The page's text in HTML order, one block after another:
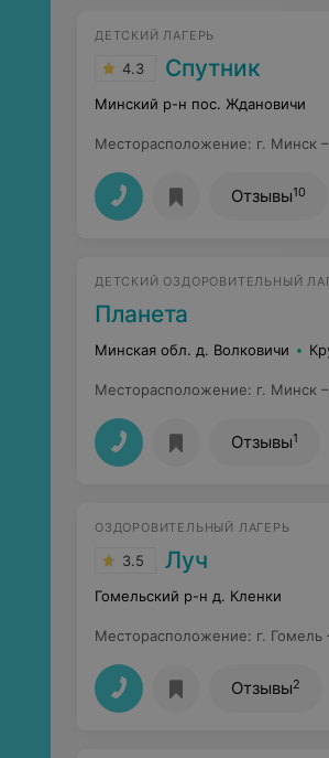
ДЕТСКИЙ ЛАГЕРЬ
4.3 Спутник
Минский р-н пос. Ждановичи
Месторасположение: г. Минск
Отзывы10
ДЕТСКИЙ ОЗДОРОВИТЕЛЬНЫЙ
Планета
Минская обл. д. Волковичи
Месторасположение: г. Минск
Отзывы1
ОЗДОРОВИТЕЛЬНЫЙ ЛАГЕРЬ
3.5 Луч
Гомельский р-н д. Кленки
Месторасположение: г.
Отзывы2